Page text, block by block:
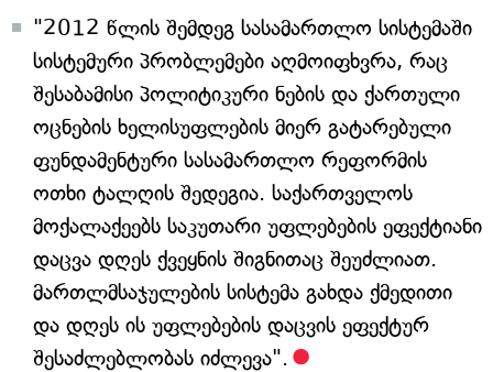
"2012 წლის შემდეგ სასამართლო სისტემაში
სისტემური პრობლემები აღმოიფხვრა, რაც
შესაბამისი პოლიტიკური ნების და ქართული
ოცნების ხელისუფლების მიერ გატარებული
ფუნდამენტური სასამართლო რეფორმის
ოთხი ტალღის შედეგია. საქართველოს
მოქალაქეებს საკუთარი უფლებების ეფექტიანი
დაცვა დღეს ქვეყნის შიგნითაც შეუძლიათ.
მართლმსაჯულების სისტემა გახდა ქმედითი
და დღეს ის უფლებების დაცვის ეფექტურ
შესაძლებლობას იძლევა".